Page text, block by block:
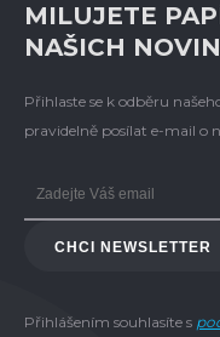
MILUJETE
NAŠICH
Přihlaste se k odběru
pravidelně posílat e-mail o
CHCI NEWSLETTER
Přihlášením souhlasíte s